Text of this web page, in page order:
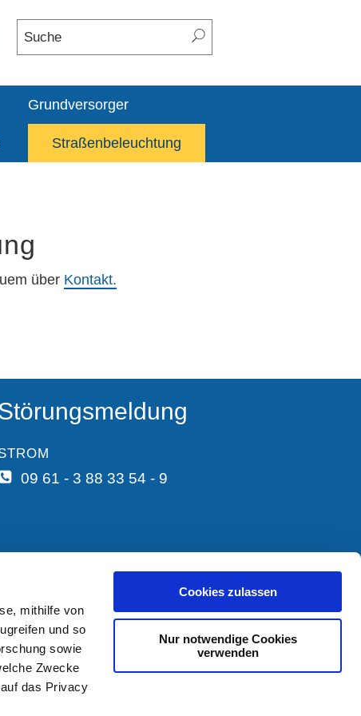
mithilfe von
und so
sowie
Zwecke
das Privacy
Cookies zulassen
Nur notwendige Cookies
verwenden
Grundversorger
Straßenbeleuchtung
über Kontakt.
09 61 - 3 88 33 54 - 9